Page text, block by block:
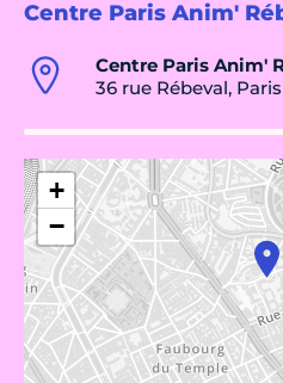
Centre Paris Anim'
Centre Paris Anim'
36 rue Rébeval, Paris
+
−